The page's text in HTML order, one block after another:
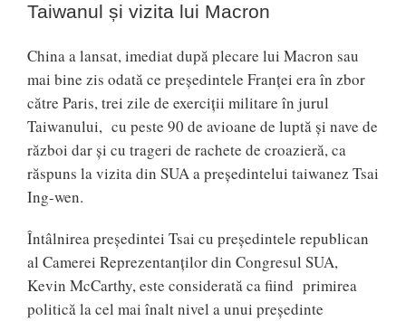
Taiwanul și vizita lui Macron
China a lansat, imediat după plecare lui Macron sau
mai bine zis odată ce președintele Franței era în zbor
către Paris, trei zile de exerciții militare în jurul
Taiwanului, cu peste 90 de avioane de luptă și nave de
război dar și cu trageri de rachete de croazieră, ca
răspuns la vizita din SUA a președintelui taiwanez Tsai
Ing-wen.
Întâlnirea președintei Tsai cu președintele republican
al Camerei Reprezentanților din Congresul SUA,
Kevin McCarthy, este considerată ca fiind primirea
politică la cel mai înalt nivel a unui președinte